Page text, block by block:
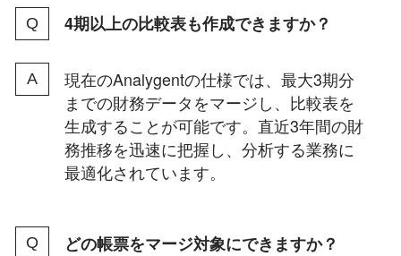
4期以上の比較表も作成できますか？
現在のAnalygentの仕様では、最大3期分
までの財務データをマージし、比較表を
生成することが可能です。直近3年間の財
務推移を迅速に把握し、分析する業務に
最適化されています。
どの帳票をマージ対象にできますか？